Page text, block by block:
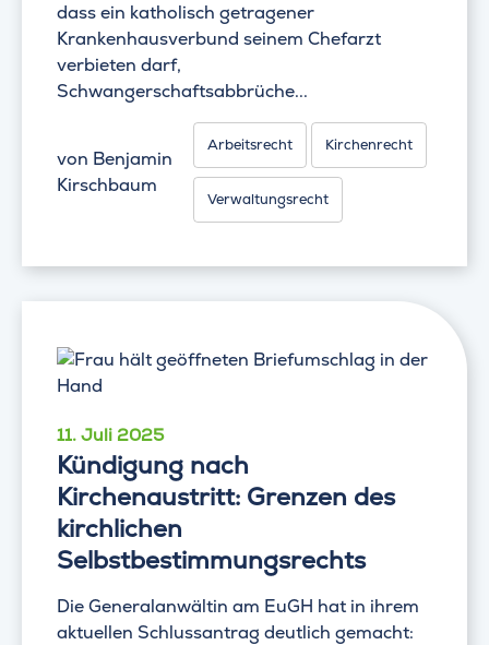
dass ein katholisch getragener
Krankenhausverbund seinem Chefarzt
verbieten darf,
Schwangerschaftsabbrüche...
von Benjamin
Kirschbaum
Arbeitsrecht Kirchenrecht
Verwaltungsrecht
11. Juli 2025
Kündigung nach
Kirchenaustritt: Grenzen des
kirchlichen
Selbstbestimmungsrechts
Die Generalanwältin am EuGH hat in ihrem
aktuellen Schlussantrag deutlich gemacht: